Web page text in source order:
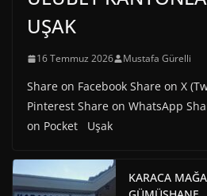
UŞAK
16 Temmuz 2026 Mustafa Gürelli
Share on Facebook Share on X
Pinterest Share on WhatsApp
on Pocket Uşak
KARACA